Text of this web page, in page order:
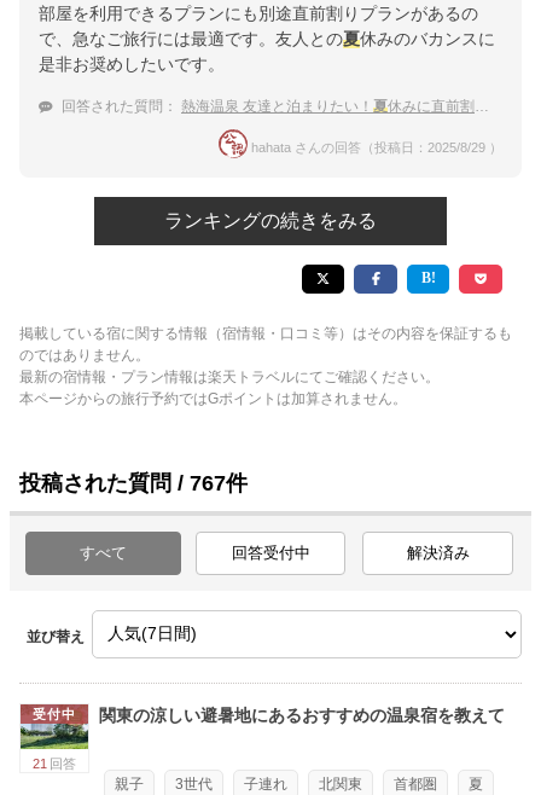
部屋を利用できるプランにも別途直前割りプランがあるの
で、急なご旅行には最適です。友人との夏休みのバカンスに
是非お奨めしたいです。
回答された質問： 熱海温泉 友達と泊まりたい！ 夏休みに直前割が使えるおすすめ温泉宿
hahata さんの回答（投稿日：2025/8/29 ）
ランキングの続きをみる
掲載している宿に関する情報（宿情報・口コミ等）はその内容を保証するも
のではありません。
最新の宿情報・プラン情報は楽天トラベルにてご確認ください。
本ページからの旅行予約ではGポイントは加算されません。
投稿された質問 / 767件
すべて 回答受付中 解決済み
並び替え
受付中
21 回答
関東の涼しい避暑地にあるおすすめの温泉宿を教えて
親子 3世代 子連れ 北関東 首都圏 夏